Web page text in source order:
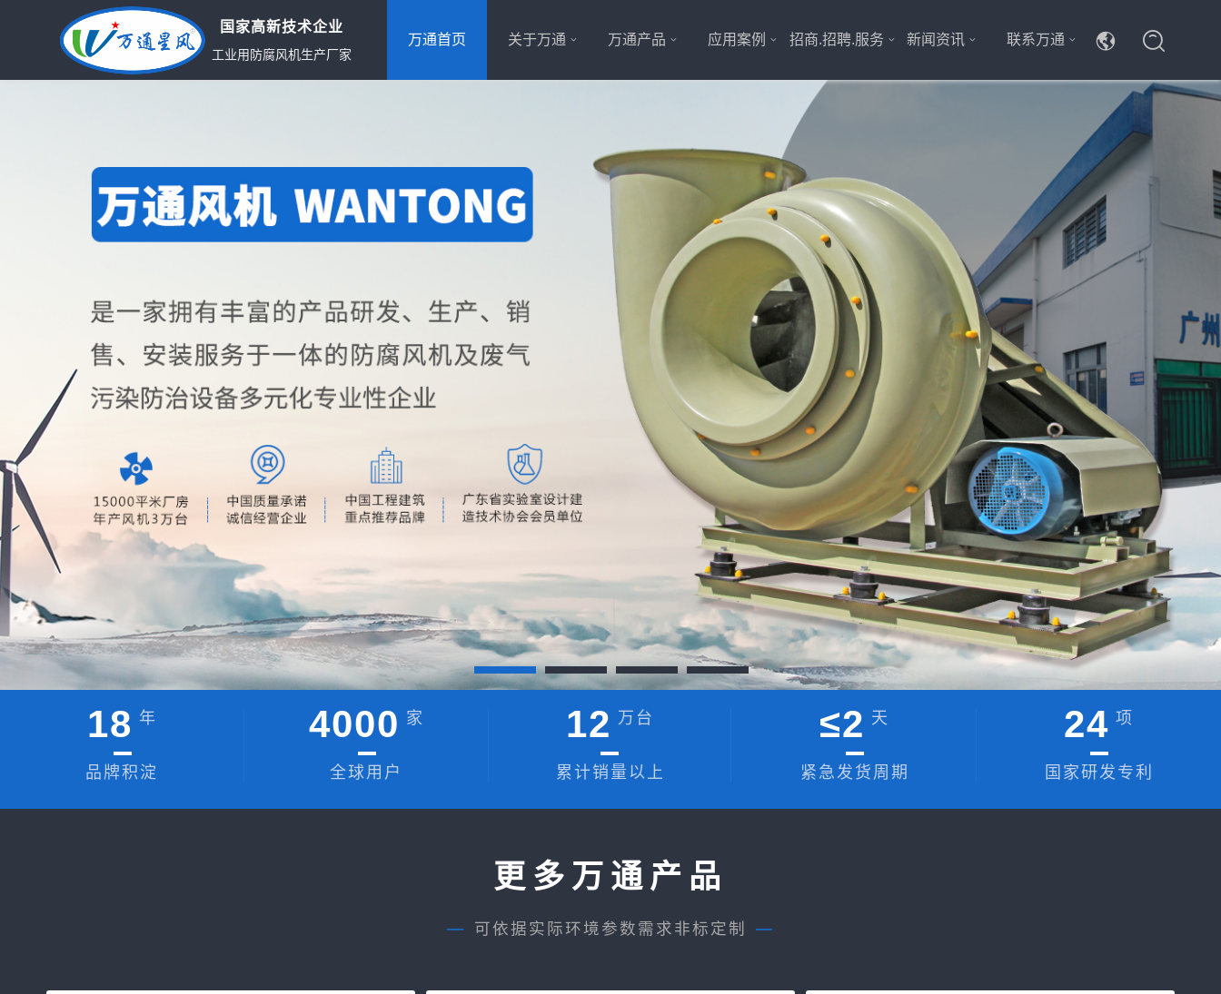
国家高新技术企业
工业用防腐风机生产厂家
万通首页 关于万通 万通产品 应用案例 招商.招聘.服务 新闻资讯 联系万通
18 年
品牌积淀
4000 家
全球用户
12 万台
累计销量以上
≤2 天
紧急发货周期
24 项
国家研发专利
更多万通产品
— 可依据实际环境参数需求非标定制 —